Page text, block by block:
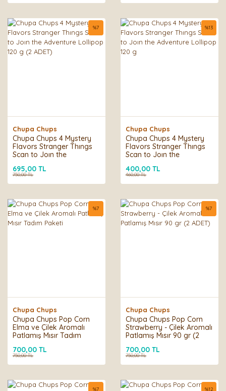
Chupa Chups
Chupa Chups 4 Mystery
Flavors Stranger Thıngs
Scan to Joın the
(2 ADET)
%7
695,00 TL
750,00 TL
Chupa Chups
Chupa Chups 4 Mystery
Flavors Stranger Thıngs
Scan to Joın the
%13
400,00 TL
460,00 TL
Chupa Chups
Chupa Chups Pop Corn
Elma ve Çilek Aromalı
Patlamış Mısır Tadım
%7
700,00 TL
750,00 TL
Chupa Chups
Chupa Chups Pop Corn
Strawberry - Çilek Aromalı
Patlamış Mısır 90 gr (2
%7
700,00 TL
750,00 TL
%7 %12